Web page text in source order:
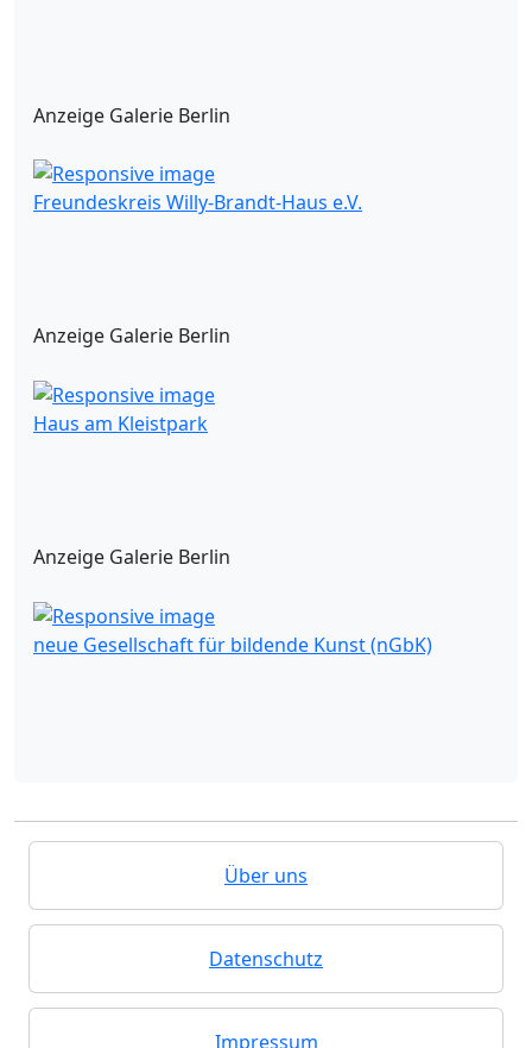
Anzeige Galerie Berlin
Freundeskreis Willy-Brandt-Haus e.V.
Anzeige Galerie Berlin
Haus am Kleistpark
Anzeige Galerie Berlin
neue Gesellschaft für bildende Kunst (nGbK)
Über uns
Datenschutz
Impressum